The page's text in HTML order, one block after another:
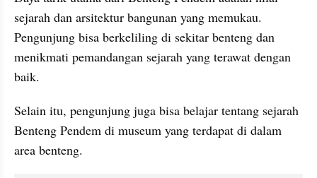
sejarah dan arsitektur bangunan yang memukau.
Pengunjung bisa berkeliling di sekitar benteng dan
menikmati pemandangan sejarah yang terawat dengan
baik.
Selain itu, pengunjung juga bisa belajar tentang sejarah
Benteng Pendem di museum yang terdapat di dalam
area benteng.